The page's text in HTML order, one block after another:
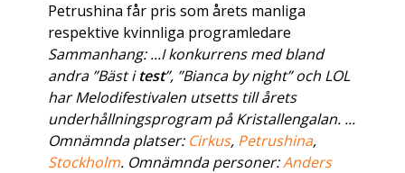
Petrushina får pris som årets manliga
respektive kvinnliga programledare
Sammanhang: ...I konkurrens med bland
andra ”Bäst itest”, ”Bianca by night” och LOL
har Melodifestivalen utsetts till årets
underhållningsprogram på Kristallengalan. ...
Omnämnda platser: Cirkus, Petrushina,
Stockholm. Omnämnda personer:Anders